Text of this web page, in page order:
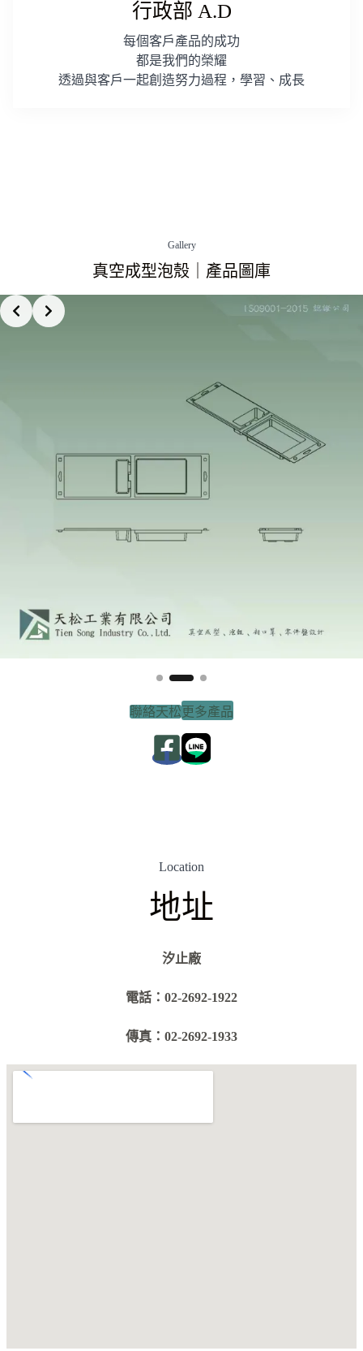
行政部 A.D
每個客戶產品的成功
都是我們的榮耀
透過與客戶一起創造努力過程，學習、成長
Gallery
真空成型泡殼｜產品圖庫
Slide 3 of 3
聯絡天松更多產品
Location
地址
汐止廠
電話：02-2692-1922
傳真：02-2692-1933